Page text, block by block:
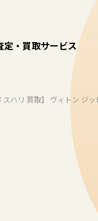
定・買取サービス
スハリ 買取】 ヴィトン ジ